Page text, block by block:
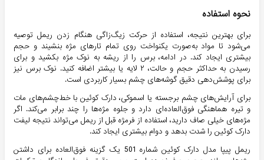
نحوه استفاده
برای بهترین نتیجه، استفاده از حرکت زیگ‌زاگی هنگام زدن ریمل توصیه
می‌شود تا مواد به‌صورت یکنواخت روی تمام تارهای مژه بنشیند و حجم
بیشتری ایجاد کند. در ادامه، برس را از ریشه به نوک مژه بکشید و برای
رسیدن به حداکثر حجم و حالت، ۲ لایه یا بیشتر اضافه کنید. نوک برس نیز
برای پوشش‌دهی دقیق گوشه‌های چشم بسیار کاربردی است.
برای آرایش‌های چشم برجسته یا اسموکی، دارک کوئین با خط‌چشم‌های مات
و تیره هماهنگی فوق‌العاده‌ای دارد و جلوه مژه‌ها را چند برابر می‌کند. اگر
مژه‌های خیلی صاف دارید، استفاده از فرمژه قبل از ریمل می‌تواند نتیجه لیفت
دارک کوئین را شدت بدهد و دوام بیشتری ایجاد کند.
ریمل پیپا مدل دارک کوئین شماره 501 یک گزینه فوق‌العاده برای داشتن